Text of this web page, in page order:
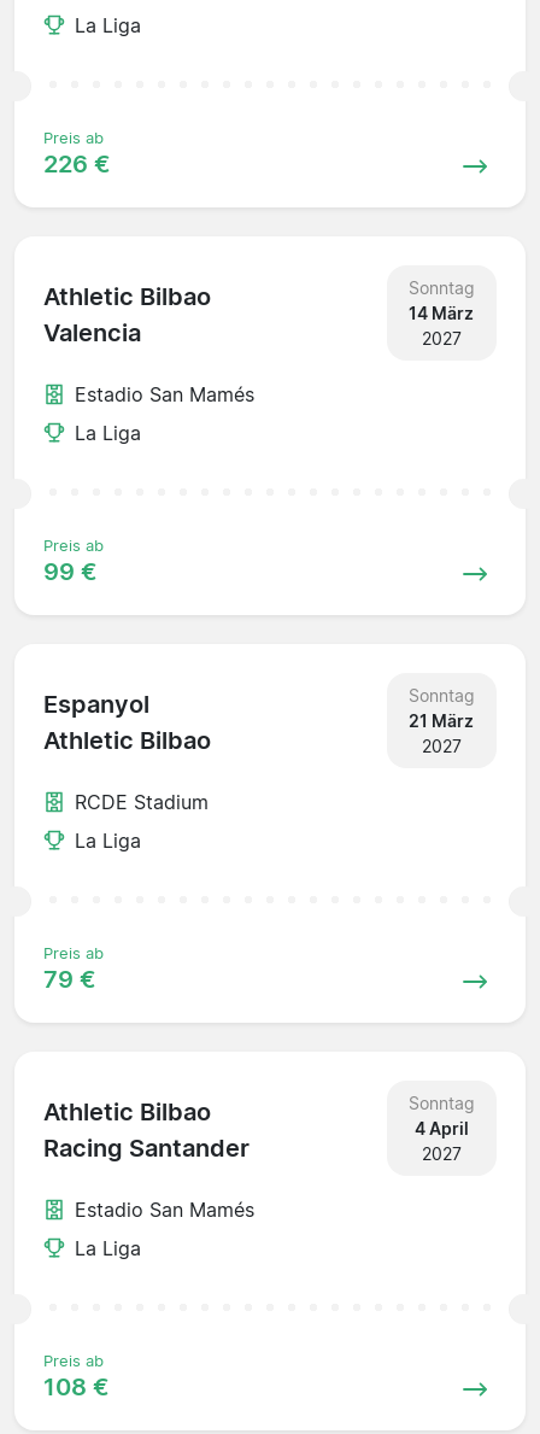
La Liga
Preis ab
226 €
Athletic Bilbao
Valencia
Sonntag
14 März
2027
Estadio San Mamés
La Liga
Preis ab
99 €
Espanyol
Athletic Bilbao
Sonntag
21 März
2027
RCDE Stadium
La Liga
Preis ab
79 €
Athletic Bilbao
Racing Santander
Sonntag
4 April
2027
Estadio San Mamés
La Liga
Preis ab
108 €